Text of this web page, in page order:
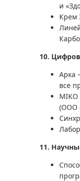
и
Крем
10.
Арка
все
(ООО
11.